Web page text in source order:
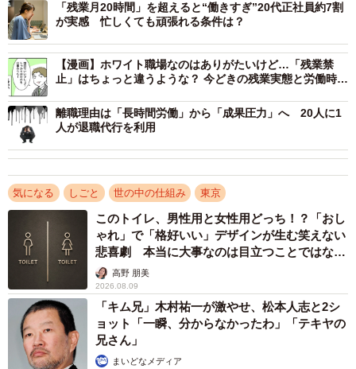
客様・取引先などからの暴言等」（３１・４％）「セクハ
ラ」（１３・３％）と続いた。
連合は今回の調査を踏まえて「特に若い人たちが長時間
労働の是正を求めていることが読み取れる。個別の訴えで
は『残業代が支払われない』『残業が多い』『長時間労
働』などがトップを占め、労働環境の厳しさを示してい
る」と指摘。今後も“泣き寝入り”ではなく、イベントやＳＮ
Ｓなどを通した草の根的な情報発信や連帯が不可欠になる
だろう。
「残業月20時間」を超えると“働きすぎ”20代正社員約7割
が実感 忙しくても頑張れる条件は？
【漫画】ホワイト職場なのはありがたいけど…「残業禁
止」はちょっと違うような？ 今どきの残業実態と労働時間
離職理由は「長時間労働」から「成果圧力」へ 20人に1
人が退職代行を利用
気になる しごと 世の中の仕組み 東京
このトイレ、男性用と女性用どっち！？「おし
ゃれ」で「格好いい」デザインが生む笑えない
悲喜劇 本当に大事なのは目立つことではな
く…高野 朋美
2026.08.09
「キム兄」木村祐一が激やせ、松本人志と2シ
ョット「一瞬、分からなかったわ」「テキヤの
兄さん」
まいどなメディア